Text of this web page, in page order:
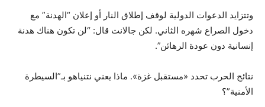
وتتزايد الدعوات الدولية لوقف إطلاق النار أو إعلان “الهدنة” مع
دخول الصراع شهره الثاني. لكن جالانت قال: “لن تكون هناك هدنة
إنسانية دون عودة الرهائن”.
نتائج الحرب تحدد «مستقبل غزة». ماذا يعني نتنياهو بـ”السيطرة
الأمنية”؟